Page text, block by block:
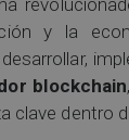
y la
blockchain
clave dentro